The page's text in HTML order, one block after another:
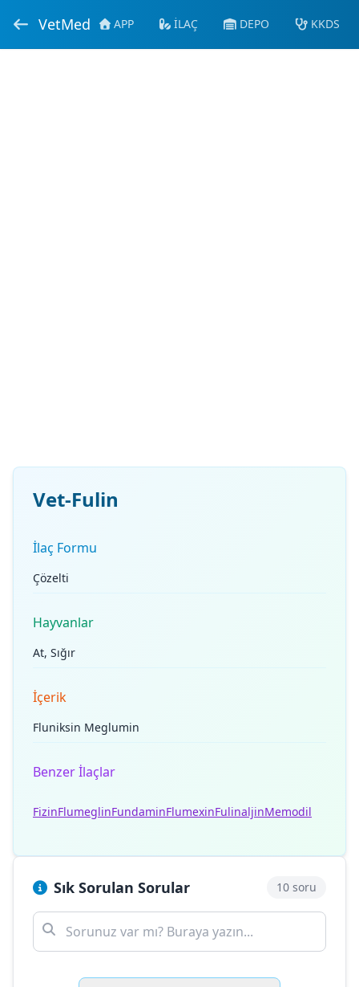
VetMed APP İLAÇ DEPO KKDS
Vet-Fulin
İlaç Formu
Çözelti
Hayvanlar
At, Sığır
İçerik
Fluniksin Meglumin
Benzer İlaçlar
FizinFlumeglinFundaminFlumexinFulinaljinMemodil
Sık Sorulan Sorular 10 soru